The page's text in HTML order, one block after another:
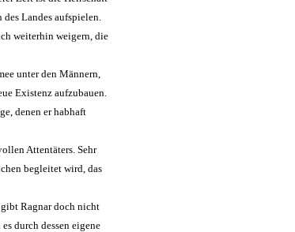
Landes aufspielen.
weiterhin weigern, die
unter den Männern,
Existenz aufzubauen.
denen er habhaft
Attentäters. Sehr
begleitet wird, das
Ragnar doch nicht
durch dessen eigene